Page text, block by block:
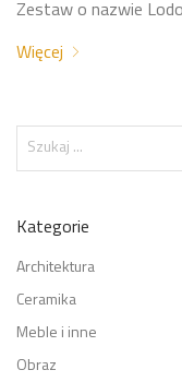
Zestaw o nazwie
Więcej
Kategorie
Architektura
Ceramika
Meble i inne
Obraz